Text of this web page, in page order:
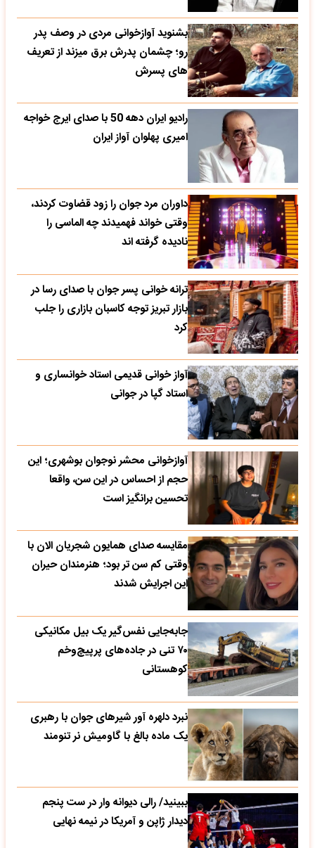
بشنوید آوازخوانی مردی در وصف پدر
رو؛ چشمان پدرش برق میزند از تعریف
های پسرش
رادیو ایران دهه 50 با صدای ایرج خواجه
امیری پهلوان آواز ایران
داوران مرد جوان را زود قضاوت کردند،
وقتی خواند فهمیدند چه الماسی را
نادیده گرفته اند
ترانه خوانی پسر جوان با صدای رسا در
بازار تبریز توجه کاسبان بازاری را جلب
کرد
آواز خوانی قدیمی استاد خوانساری و
استاد گپا در جوانی
آوازخوانی محشر نوجوان بوشهری؛ این
حجم از احساس در این سن، واقعا
تحسین‌ برانگیز است
مقایسه صدای همایون شجریان الان با
وقتی کم سن تر بود؛ هنرمندان حیران
این اجرایش شدند
جابه‌جایی نفس‌گیر یک بیل مکانیکی
۷۰ تنی در جاده‌های پرپیچ‌وخم
کوهستانی
نبرد دلهره آور شیرهای جوان با رهبری
یک ماده بالغ با گاومیش نر تنومند
ببینید/ رالی دیوانه وار در ست پنجم
دیدار ژاپن و آمریکا در نیمه نهایی